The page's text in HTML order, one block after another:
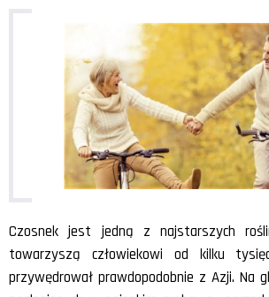
Czosnek jest jedną z najstarszych
towarzyszą człowiekowi od kilku
przywędrował prawdopodobnie z Azji. Na